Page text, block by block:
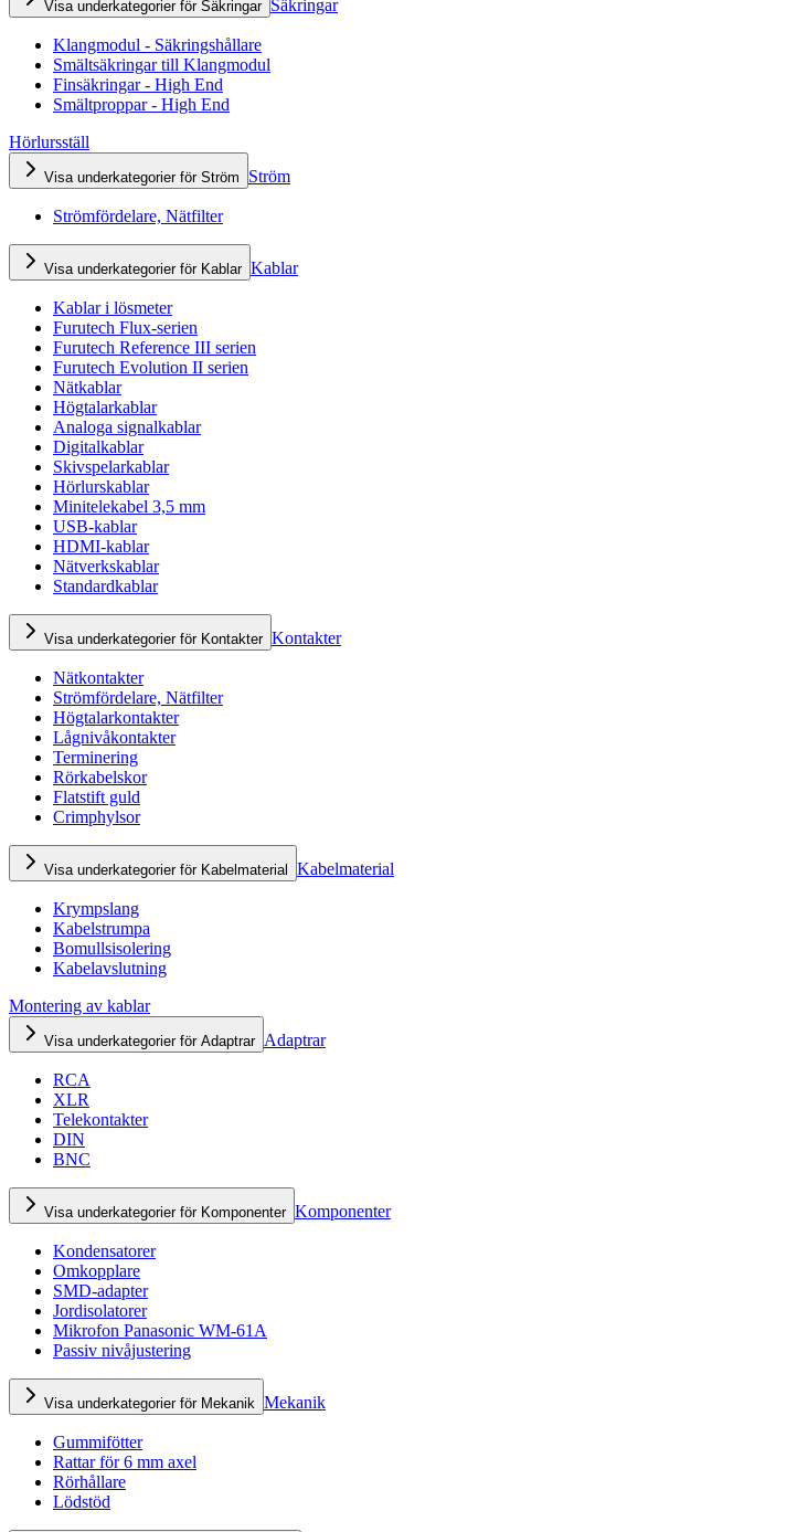
Visa underkategorier för Säkringar Säkringar
Klangmodul - Säkringshållare
Smältsäkringar till Klangmodul
Finsäkringar - High End
Smältproppar - High End
Hörlursställ
Visa underkategorier för Ström Ström
Strömfördelare, Nätfilter
Visa underkategorier för Kablar Kablar
Kablar i lösmeter
Furutech Flux-serien
Furutech Reference III serien
Furutech Evolution II serien
Nätkablar
Högtalarkablar
Analoga signalkablar
Digitalkablar
Skivspelarkablar
Hörlurskablar
Minitelekabel 3,5 mm
USB-kablar
HDMI-kablar
Nätverkskablar
Standardkablar
Visa underkategorier för Kontakter Kontakter
Nätkontakter
Strömfördelare, Nätfilter
Högtalarkontakter
Lågnivåkontakter
Terminering
Rörkabelskor
Flatstift guld
Crimphylsor
Visa underkategorier för Kabelmaterial Kabelmaterial
Krympslang
Kabelstrumpa
Bomullsisolering
Kabelavslutning
Montering av kablar
Visa underkategorier för Adaptrar Adaptrar
RCA
XLR
Telekontakter
DIN
BNC
Visa underkategorier för Komponenter Komponenter
Kondensatorer
Omkopplare
SMD-adapter
Jordisolatorer
Mikrofon Panasonic WM-61A
Passiv nivåjustering
Visa underkategorier för Mekanik Mekanik
Gummifötter
Rattar för 6 mm axel
Rörhållare
Lödstöd